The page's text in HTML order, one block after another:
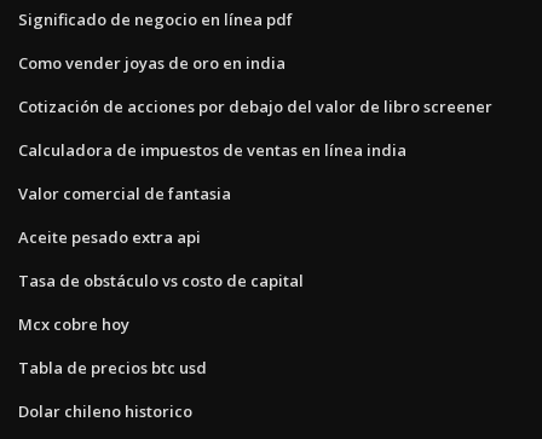
Significado de negocio en línea pdf
Como vender joyas de oro en india
Cotización de acciones por debajo del valor de libro screener
Calculadora de impuestos de ventas en línea india
Valor comercial de fantasia
Aceite pesado extra api
Tasa de obstáculo vs costo de capital
Mcx cobre hoy
Tabla de precios btc usd
Dolar chileno historico